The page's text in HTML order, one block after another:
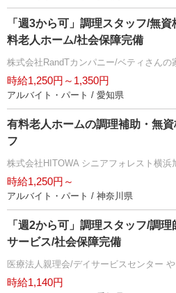
「週3から可」調理スタッフ/無
料老人ホーム/社会保障完備
株式会社RandTカンパニー/ベティさんの
時給1,250円～1,350円
アルバイト・パート / 愛知県
有料老人ホームの調理補助・無
フ
株式会社HITOWA シニアフォレスト横浜
時給1,250円～
アルバイト・パート / 神奈川県
「週2から可」調理スタッフ/調
サービス/社会保障完備
医療法人親理会/デイサービスセンター や
時給1,140円